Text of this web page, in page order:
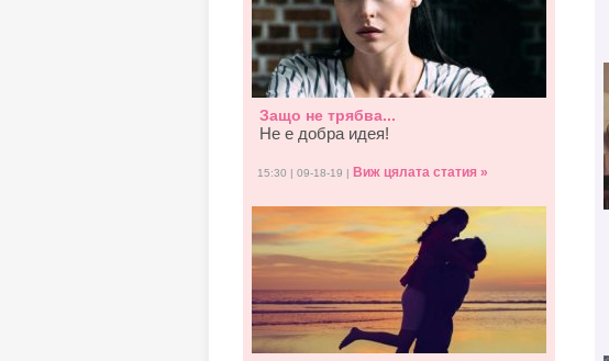
Защо не трябва...
Не е добра идея!
15:30 | 09-18-19 | Виж цялата статия »